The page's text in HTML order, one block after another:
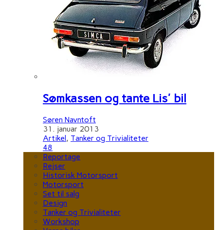
Sømkassen og tante Lis' bil
Søren Navntoft
31. januar 2013
Artikel, Tanker og Trivialiteter
48
Reportage
Rejser
Historisk Motorsport
Motorsport
Set til salg
Design
Tanker og Trivialiteter
Workshop